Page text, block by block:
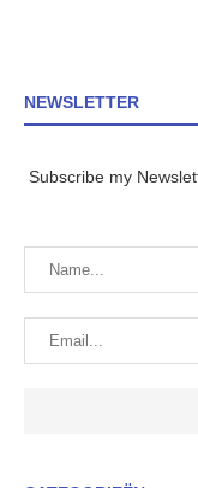
NEWSLETTER
Subscribe my